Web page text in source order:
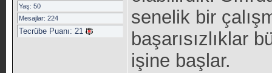
Yaş: 50
Mesajlar: 224
Tecrübe Puanı: 21
senelik bir
başarısızlıklar
işine başlar.